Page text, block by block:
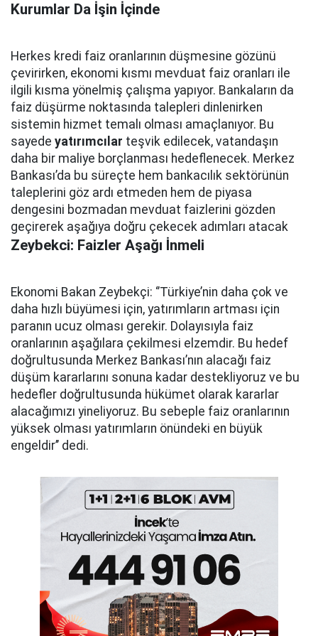
Kurumlar Da İşin İçinde
Herkes kredi faiz oranlarının düşmesine gözünü
çevirirken, ekonomi kısmı mevduat faiz oranları ile
ilgili kısma yönelmiş çalışma yapıyor. Bankaların da
faiz düşürme noktasında talepleri dinlenirken
sistemin hizmet temalı olması amaçlanıyor. Bu
sayede yatırımcılar teşvik edilecek, vatandaşın
daha bir maliye borçlanması hedeflenecek. Merkez
Bankası’da bu süreçte hem bankacılık sektörünün
taleplerini göz ardı etmeden hem de piyasa
dengesini bozmadan mevduat faizlerini gözden
geçirerek aşağıya doğru çekecek adımları atacak
Zeybekci: Faizler Aşağı İnmeli
Ekonomi Bakan Zeybekçi: ‘’Türkiye’nin daha çok ve
daha hızlı büyümesi için, yatırımların artması için
paranın ucuz olması gerekir. Dolayısıyla faiz
oranlarının aşağılara çekilmesi elzemdir. Bu hedef
doğrultusunda Merkez Bankası’nın alacağı faiz
düşüm kararlarını sonuna kadar destekliyoruz ve bu
hedefler doğrultusunda hükümet olarak kararlar
alacağımızı yineliyoruz. Bu sebeple faiz oranlarının
yüksek olması yatırımların önündeki en büyük
engeldir’’ dedi.